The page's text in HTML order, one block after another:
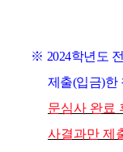
※ 2024학년도
제출(입금)한
문심사 완료
사결과만 제